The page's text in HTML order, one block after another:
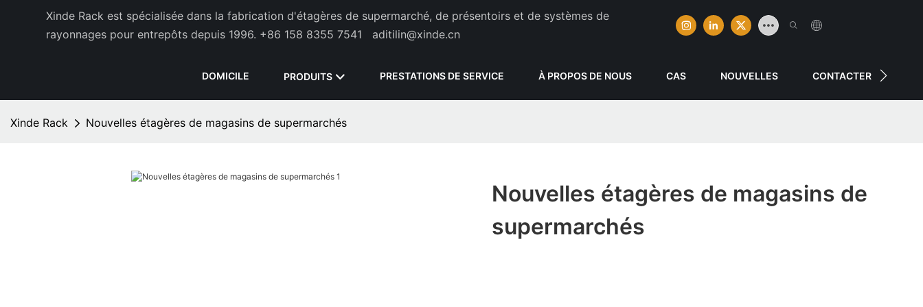
Xinde Rack est spécialisée dans la fabrication d'étagères de supermarché, de présentoirs et de systèmes de
rayonnages pour entrepôts depuis 1996. +86 158 8355 7541 aditilin@xinde.cn
DOMICILE PRODUITS PRESTATIONS DE SERVICE À PROPOS DE NOUS CAS NOUVELLES CONTACTER
Xinde Rack Nouvelles étagères de magasins de supermarchés
Nouvelles étagères de magasins de
supermarchés